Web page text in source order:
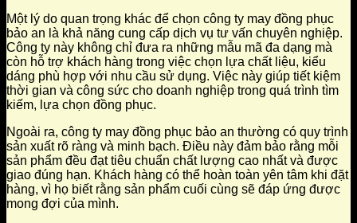
Một lý do quan trọng khác để chọn công ty may đồng phục
bảo an là khả năng cung cấp dịch vụ tư vấn chuyên nghiệp.
Công ty này không chỉ đưa ra những mẫu mã đa dạng mà
còn hỗ trợ khách hàng trong việc chọn lựa chất liệu, kiểu
dáng phù hợp với nhu cầu sử dụng. Việc này giúp tiết kiệm
thời gian và công sức cho doanh nghiệp trong quá trình tìm
kiếm, lựa chọn đồng phục.
Ngoài ra, công ty may đồng phục bảo an thường có quy trình
sản xuất rõ ràng và minh bạch. Điều này đảm bảo rằng mỗi
sản phẩm đều đạt tiêu chuẩn chất lượng cao nhất và được
giao đúng hạn. Khách hàng có thể hoàn toàn yên tâm khi đặt
hàng, vì họ biết rằng sản phẩm cuối cùng sẽ đáp ứng được
mong đợi của mình.